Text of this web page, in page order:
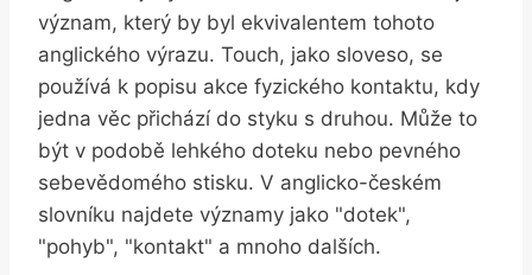
význam, který by byl ekvivalentem tohoto
anglického výrazu. Touch, jako sloveso, se
používá k popisu akce fyzického kontaktu, kdy
jedna věc přichází do styku s druhou. Může to
být v podobě lehkého doteku nebo pevného
sebevědomého stisku. V anglicko-českém
slovníku najdete významy jako "dotek",
"pohyb", "kontakt" a mnoho dalších.